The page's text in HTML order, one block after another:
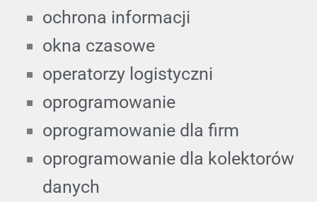
ochrona informacji
okna czasowe
operatorzy logistyczni
oprogramowanie
oprogramowanie dla firm
oprogramowanie dla kolektorów
danych